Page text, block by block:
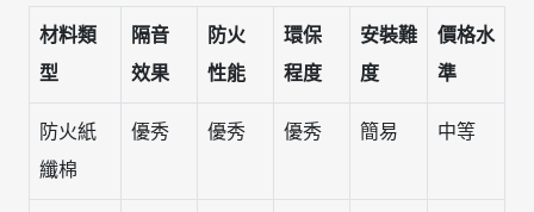
材料類
型
隔音
效果
防火
性能
環保
程度
安裝難
度
價格水
準
防火紙
纖棉
優秀 優秀 優秀 簡易 中等